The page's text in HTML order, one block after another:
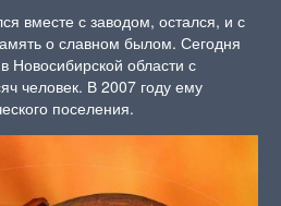
вместе с заводом, остался, и с
о славном былом. Сегодня
Новосибирской области с
человек. В 2007 году ему
поселения.